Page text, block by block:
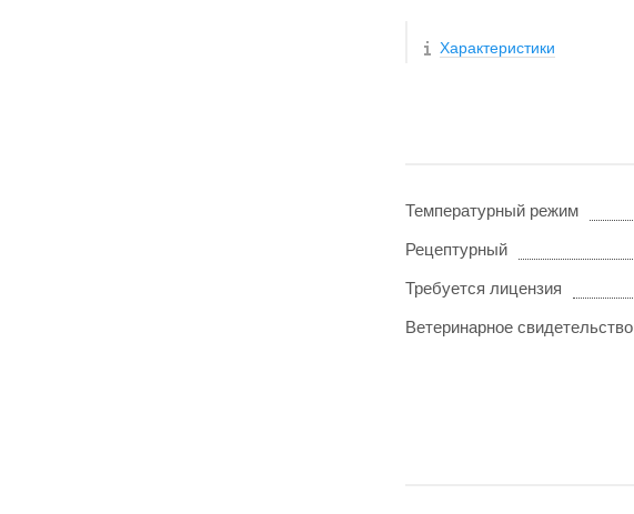
Характеристики
Температурный режим
Рецептурный
Требуется лицензия
Ветеринарное свидетельство